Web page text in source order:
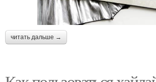
читать дальше →